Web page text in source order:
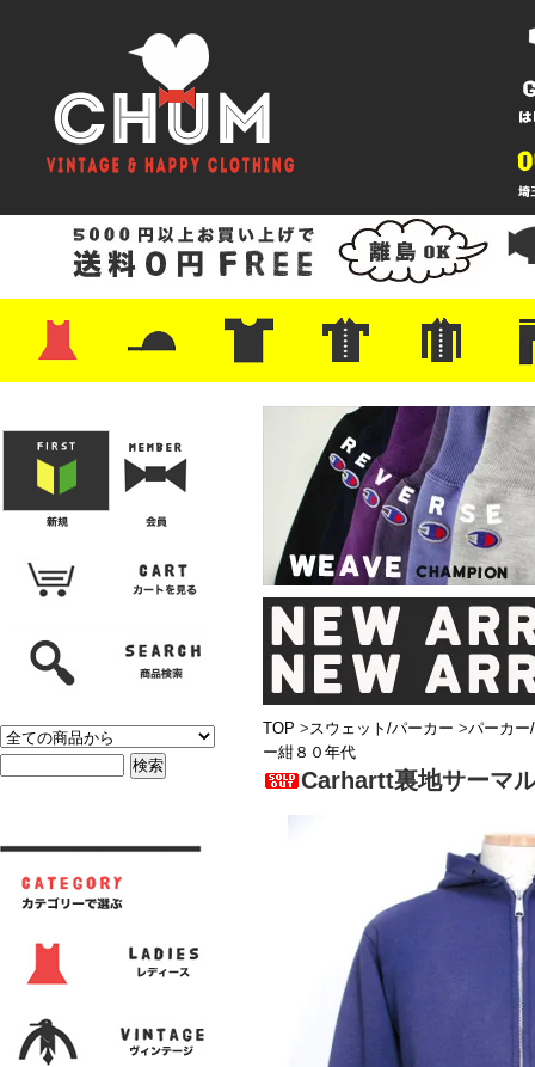
・レザーシューズ/スニーカー
・プリントTシャツ
・バンド/ツアー
・キャラクター
・Nike/adidas/スポーツ
・チャンピオン
・サーフ/スケート
・ボーダー/総柄/無地
・フットボール/リンガー
・タンクトップ/NBA・ポロシャツ
・半袖シャツ
・アロハ/サーフ/ボーリング
・ラルフ/ブランド
・無地/チェック/ストラ
・ワーク/ミリタリー/ウ
・ネル/ウール ・ショ
・アウ
・ジー
・
・ミリ
・コー
・コッ
・オー
・ジャ
ン
TOP >スウェット/パーカー >パーカー
ー紺８０年代
Carhartt裏地サーマ